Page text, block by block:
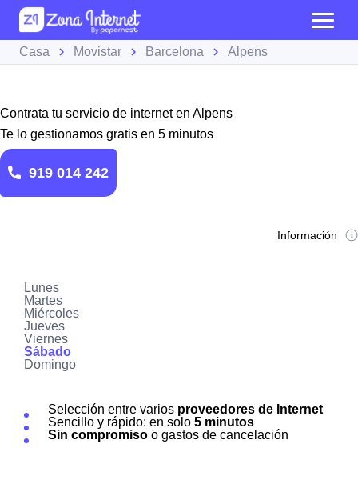
Casa Movistar Barcelona Alpens
Contrata tu servicio de internet en Alpens
Te lo gestionamos gratis en 5 minutos
919 014 242
Información
Lunes
Martes
Miércoles
Jueves
Viernes
Sábado
Domingo
Selección entre varios proveedores de Internet
Sencillo y rápido: en solo 5 minutos
Sin compromiso o gastos de cancelación